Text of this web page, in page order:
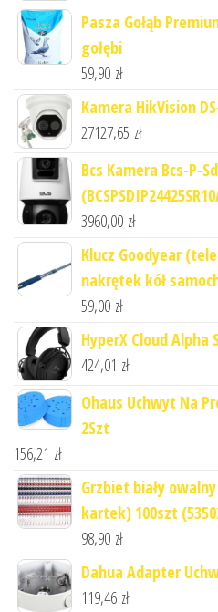
Pasza Gołąb
gołębi
59,90 zł
Kamera HikVision
27127,65 zł
Bcs Kamera Bcs-P-
3960,00 zł
Klucz Goodyear
nakrętek kół
59,00 zł
HyperX Cloud Alpha
424,01 zł
Ohaus Uchwyt Na
2Szt
156,21 zł
Grzbiet biały
kartek) 100szt
98,90 zł
Dahua Adapter
119,46 zł